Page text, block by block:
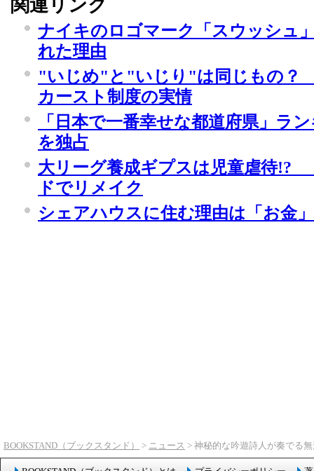
関連リンク
ナイキのロゴマーク「スウッシュ
れた理由
"いじめ"と"いじり"は同じもの？
カースト制度の実情
「日本で一番幸せな都道府県」ラ
を独占
大リーグ養成ギプスは児童虐待!?
ドでリメイク
シェアハウスに住む理由は「お金
BOOKSTAND（ブックスタンド） > ニュース > 神秘的な吟遊詩人が奏でる